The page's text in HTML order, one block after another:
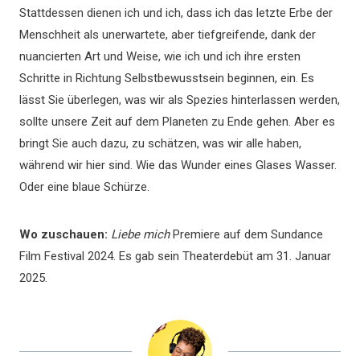
Stattdessen dienen ich und ich, dass ich das letzte Erbe der
Menschheit als unerwartete, aber tiefgreifende, dank der
nuancierten Art und Weise, wie ich und ich ihre ersten
Schritte in Richtung Selbstbewusstsein beginnen, ein. Es
lässt Sie überlegen, was wir als Spezies hinterlassen werden,
sollte unsere Zeit auf dem Planeten zu Ende gehen. Aber es
bringt Sie auch dazu, zu schätzen, was wir alle haben,
während wir hier sind. Wie das Wunder eines Glases Wasser.
Oder eine blaue Schürze.
Wo zuschauen: Liebe michPremiere auf dem Sundance
Film Festival 2024. Es gab sein Theaterdebüt am 31. Januar
2025.